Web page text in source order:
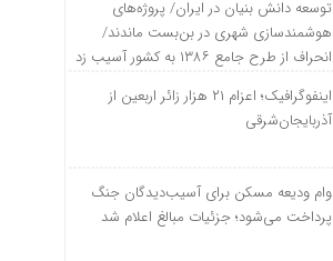
توسعه دانش بنیان در ایران/ پروژه‌های
هوشمندسازی شهری در بن‌بست ماندند/
انحراف از طرح جامع ۱۳۸۶ به کشور آسیب زد
اینفوگرافیک؛ اعزام ۲۱ هزار زائر اربعین از
آذربایجان‌شرقی
وام ودیعه مسکن برای آسیب‌دیدگان جنگ
پرداخت می‌شود؛ جزئیات مبالغ اعلام شد